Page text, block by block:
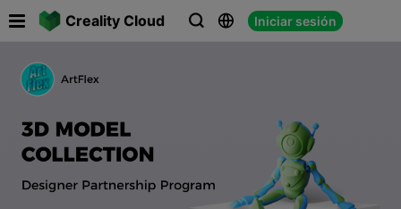
Creality Cloud   Iniciar sesión